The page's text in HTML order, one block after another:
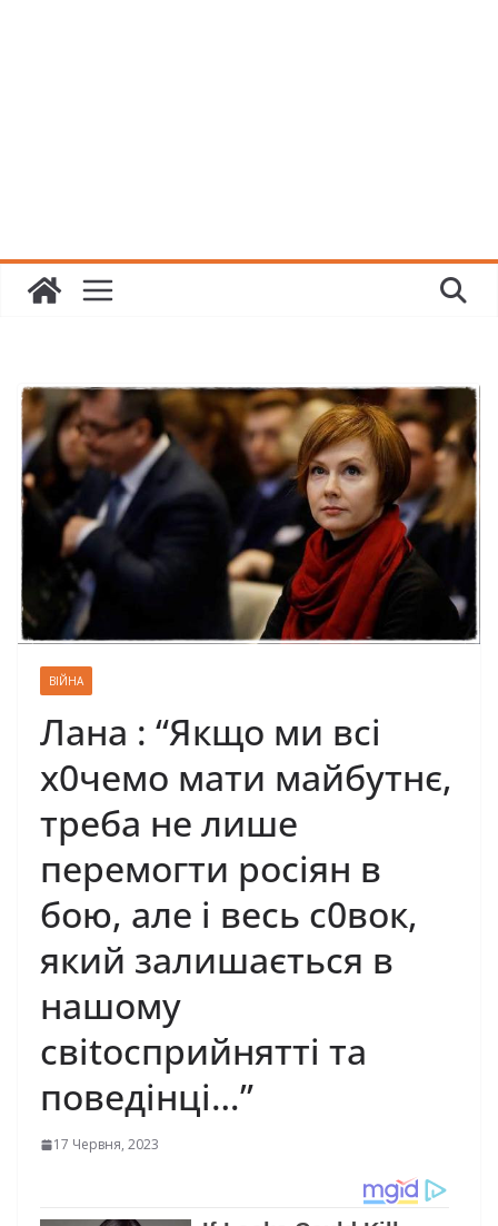
ВІЙНА
Лана : “Якщо ми вci
х0чемо мати майбутнє,
треба не лише
пеpемогти pосіян в
бою, але і весь c0вок,
який залишається в
нашому
свіtоспpийнятті та
поведінці…”
17 Червня, 2023